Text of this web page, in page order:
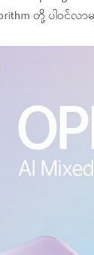
တို့ ပါဝင်